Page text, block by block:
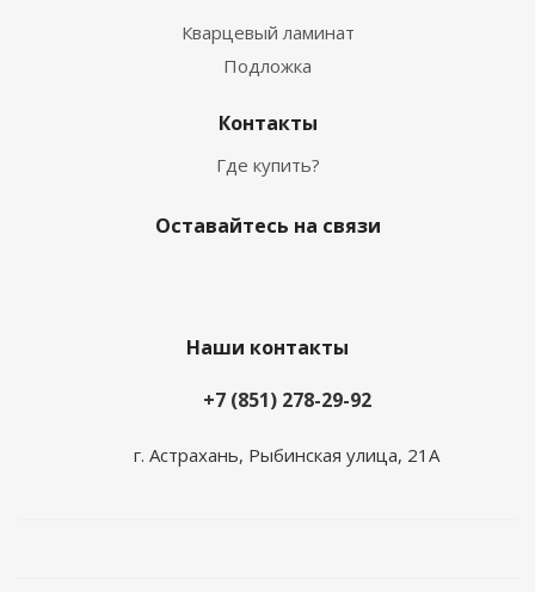
Кварцевый ламинат
Подложка
Контакты
Где купить?
Оставайтесь на связи
Наши контакты
+7 (851) 278-29-92
г. Астрахань, Рыбинская улица, 21А